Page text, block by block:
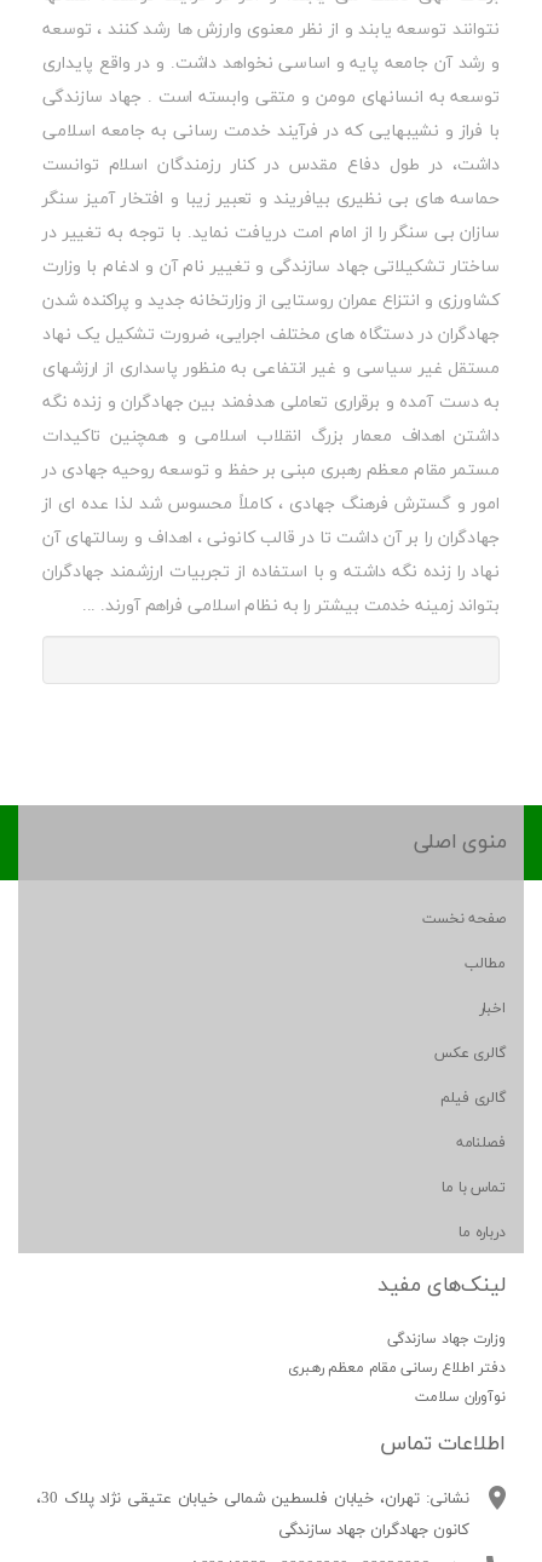
نتوانند توسعه یابند و از نظر معنوی وارزش ها رشد کنند ، توسعه
و رشد آن جامعه پایه و اساسی نخواهد داشت. و در واقع پایداری
توسعه به انسانهای مومن و متقی وابسته است . جهاد سازندگی
با فراز و نشیبهایی که در فرآیند خدمت رسانی به جامعه اسلامی
داشت، در طول دفاع مقدس در کنار رزمندگان اسلام توانست
حماسه های بی نظیری بیافریند و تعبیر زیبا و افتخار آمیز سنگر
سازان بی سنگر را از امام امت دریافت نماید. با توجه به تغییر در
ساختار تشکیلاتی جهاد سازندگی و تغییر نام آن و ادغام با وزارت
کشاورزی و انتزاع عمران روستایی از وزارتخانه جدید و پراکنده شدن
جهادگران در دستگاه های مختلف اجرایی، ضرورت تشکیل یک نهاد
مستقل غیر سیاسی و غیر انتفاعی به منظور پاسداری از ارزشهای
به دست آمده و برقراری تعاملی هدفمند بین جهادگران و زنده نگه
داشتن اهداف معمار بزرگ انقلاب اسلامی و همچنین تاکیدات
مستمر مقام معظم رهبری مبنی بر حفظ و توسعه روحیه جهادی در
امور و گسترش فرهنگ جهادی ، کاملاً محسوس شد لذا عده ای از
جهادگران را بر آن داشت تا در قالب کانونی ، اهداف و رسالتهای آن
نهاد را زنده نگه داشته و با استفاده از تجربیات ارزشمند جهادگران
بتواند زمینه خدمت بیشتر را به نظام اسلامی فراهم آورند. ...
منوی اصلی
صفحه نخست
مطالب
اخبار
گالری عکس
گالری فیلم
فصلنامه
تماس با ما
درباره ما
لینک‌های مفید
وزارت جهاد سازندگی
دفتر اطلاع رسانی مقام معظم رهبری
نوآوران سلامت
اطلاعات تماس
نشانی: تهران، خیابان فلسطین شمالی خیابان عتیقی نژاد پلاک 30،
کانون جهادگران جهاد سازندگی